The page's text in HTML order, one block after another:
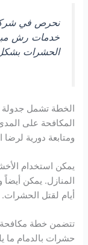
نحرص في
خدمات رش
الحشرات بشكل
الخطة تشمل جدولة
المكافحة على
ومتابعة دورية لرضا
يمكن استخدام
المنازل. يمكن
أيام لقتل الحشرات.
تتضمن خطة
حشرات بالدمام ما